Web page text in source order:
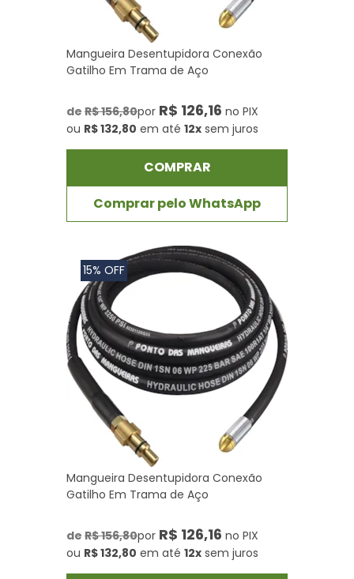
Mangueira Desentupidora Conexão
Gatilho Em Trama de Aço
de R$ 156,80por R$ 126,16 no PIX
ou R$ 132,80 em até 12x sem juros
COMPRAR
Comprar pelo WhatsApp
15% OFF
Mangueira Desentupidora Conexão
Gatilho Em Trama de Aço
de R$ 156,80por R$ 126,16 no PIX
ou R$ 132,80 em até 12x sem juros